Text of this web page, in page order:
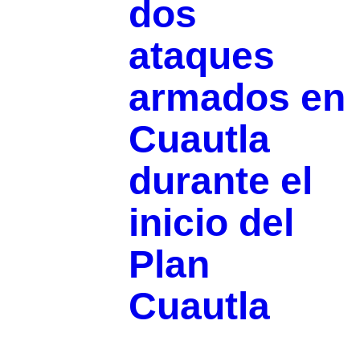
dos
ataques
armados en
Cuautla
durante el
inicio del
Plan
Cuautla